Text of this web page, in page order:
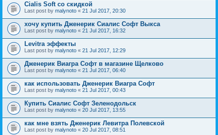
Cialis Soft со скидкой
Last post by malynoto « 21 Jul 2017, 20:30
хочу купить Дженерик Сиалис Софт Выкса
Last post by malynoto « 21 Jul 2017, 16:32
Levitra эффекты
Last post by malynoto « 21 Jul 2017, 12:29
Дженерик Виагра Софт в магазине Щелково
Last post by malynoto « 21 Jul 2017, 06:40
как использовать Дженерик Виагра Софт
Last post by malynoto « 21 Jul 2017, 00:43
Купить Сиалис Софт Зеленодольск
Last post by malynoto « 20 Jul 2017, 13:55
как мне взять Дженерик Левитра Полевской
Last post by malynoto « 20 Jul 2017, 08:51